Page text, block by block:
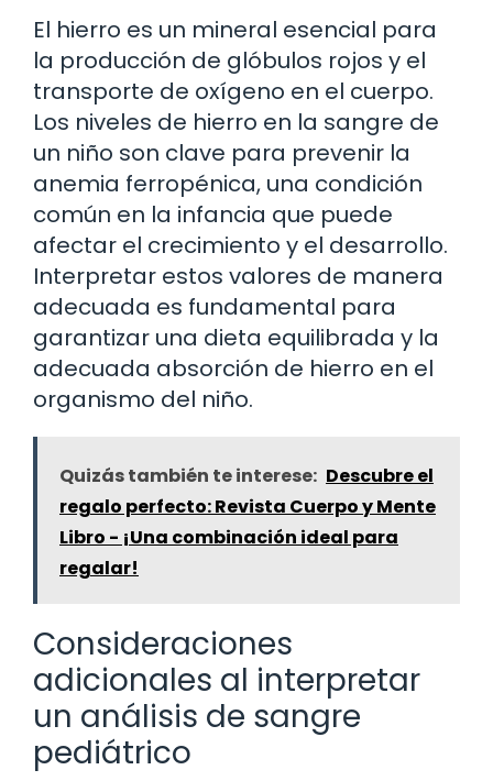
El hierro es un mineral esencial para
la producción de glóbulos rojos y el
transporte de oxígeno en el cuerpo.
Los niveles de hierro en la sangre de
un niño son clave para prevenir la
anemia ferropénica, una condición
común en la infancia que puede
afectar el crecimiento y el desarrollo.
Interpretar estos valores de manera
adecuada es fundamental para
garantizar una dieta equilibrada y la
adecuada absorción de hierro en el
organismo del niño.
Quizás también te interese: Descubre el
regalo perfecto: Revista Cuerpo y Mente
Libro - ¡Una combinación ideal para
regalar!
Consideraciones
adicionales al interpretar
un análisis de sangre
pediátrico